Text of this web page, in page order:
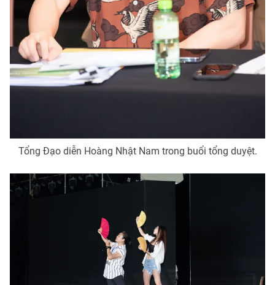
Email:
toasoan@vtv.vn
Liên hệ quảng cáo:024-7300.7108
® Cấm sao chép dưới mọi hình thức nếu không có sự chấp
thuận bằng văn bản. Ghi rõ nguồn VTV.vn khi phát hành lại
thông tin từ website này.
Tổng Đạo diễn Hoàng Nhật Nam trong buổi tổng duyệt.